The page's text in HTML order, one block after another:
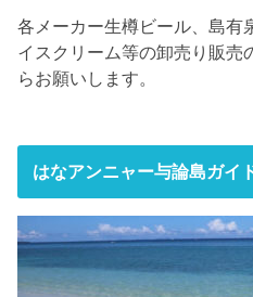
各メーカー生樽ビール、島有
イスクリーム等の卸売り販売
らお願いします。
はなアンニャー与論島ガイ